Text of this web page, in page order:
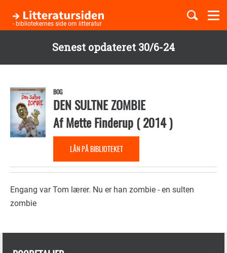
Senest opdateret 30/6-24
hovedindhold
- bibliotekernes side om litteratur
Børnebøger
Temaer
BOG
DEN SULTNE ZOMBIE
AfMette Finderup(2014)
LÅN PÅ BIBLIOTEKET
Engang var Tom lærer. Nu er han zombie - en sulten
zombie